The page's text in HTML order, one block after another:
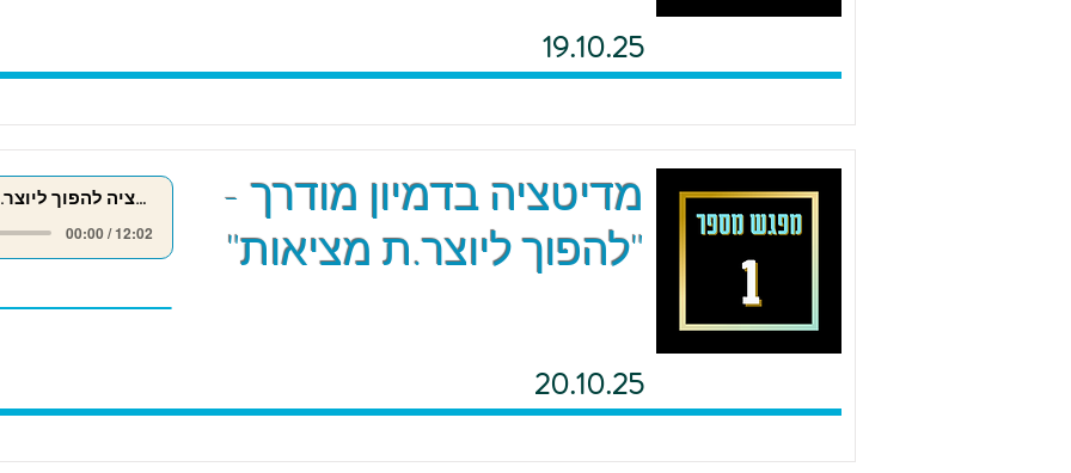
19.10.25
מדיטציה להפוך ליוצר.ת מציאות
00:00 / 12:02
מדיטציה בדמיון מודרך -
"להפוך ליוצר.ת מציאות"
20.10.25